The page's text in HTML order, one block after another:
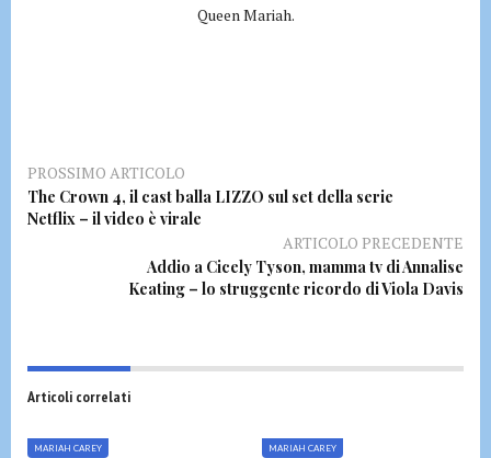
Queen Mariah.
PROSSIMO ARTICOLO
The Crown 4, il cast balla LIZZO sul set della serie
Netflix – il video è virale
ARTICOLO PRECEDENTE
Addio a Cicely Tyson, mamma tv di Annalise
Keating – lo struggente ricordo di Viola Davis
Articoli correlati
MARIAH CAREY MARIAH CAREY